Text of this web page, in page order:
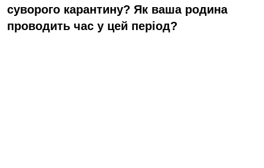
суворого карантину? Як ваша родина
проводить час у цей період?